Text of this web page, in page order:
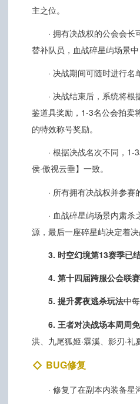
主之位。
· 拥有决战权的公会会
替补队员，血战碎星屿场景
· 决战期间可随时进行名
· 决战结束后，系统将
鉴道具奖励，1-3名公会拍卖
的特效称号奖励。
· 根据决战名次不同，
侯·傲视云垂】一致。
· 所有拥有决战权并参赛
· 血战碎星屿场景内肃
源，最后一座碎星屿决定着
3. 时空幻境第13赛季已
4. 第十四届跨服公会联赛
5. 提升雾夜逃杀玩法中
6. 王者对决战场本周周免
洪、九尾狐姬·霖溪、影刃·
BUG修复
· 修复了在副本内装备星